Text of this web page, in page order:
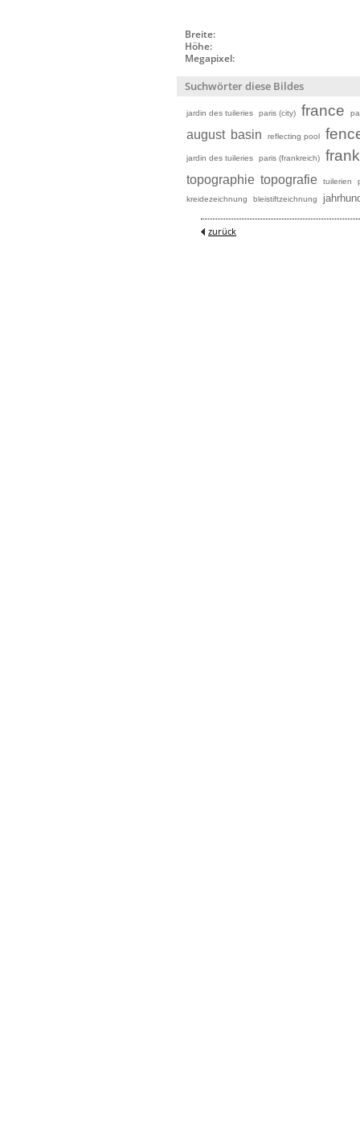
Breite:
Höhe:
Megapixel:
Suchwörter diese Bildes
jardin des tuileries paris (city) france
august basin reflecting pool
jardin des tuileries paris (frankreich)
topographie topografie tuilerien
kreidezeichnung
bleistiftzeichnung
zurück